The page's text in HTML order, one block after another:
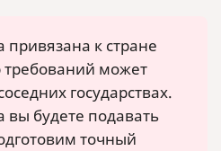
привязана к стране
может
государствах.
будете подавать
точный